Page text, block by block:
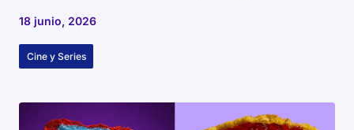
18 junio, 2026
Cine y Series